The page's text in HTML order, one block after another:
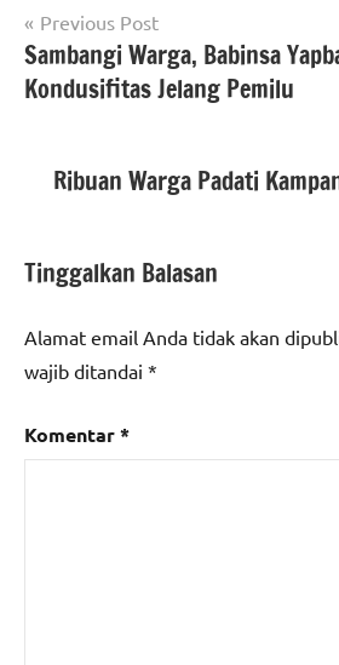
Navigasi
pos
Previous Post
Sambangi Warga, Babinsa
Kondusifitas Jelang Pemilu
Ribuan Warga Padati
Tinggalkan Balasan
Alamat email Anda tidak akan
wajib ditandai *
Komentar*